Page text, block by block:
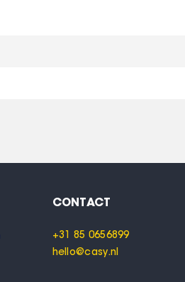
CONTACT
+31 85 0656899
hello@casy.nl